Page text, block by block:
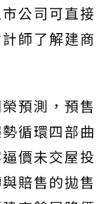
公司可直接
師了解建商
預測，預售
循環四部曲
價未交屋投
賠售的拋售